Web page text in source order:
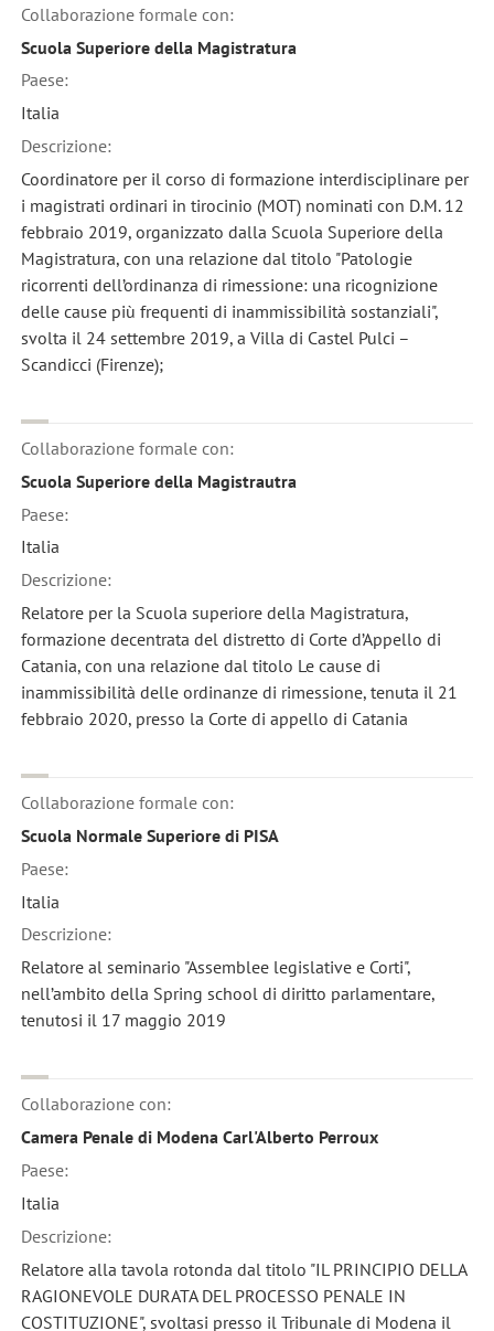
Collaborazione formale con:
Scuola Superiore della Magistratura
Paese:
Italia
Descrizione:
Coordinatore per il corso di formazione interdisciplinare per
i magistrati ordinari in tirocinio (MOT) nominati con D.M. 12
febbraio 2019, organizzato dalla Scuola Superiore della
Magistratura, con una relazione dal titolo "Patologie
ricorrenti dell’ordinanza di rimessione: una ricognizione
delle cause più frequenti di inammissibilità sostanziali",
svolta il 24 settembre 2019, a Villa di Castel Pulci –
Scandicci (Firenze);
Collaborazione formale con:
Scuola Superiore della Magistrautra
Paese:
Italia
Descrizione:
Relatore per la Scuola superiore della Magistratura,
formazione decentrata del distretto di Corte d’Appello di
Catania, con una relazione dal titolo Le cause di
inammissibilità delle ordinanze di rimessione, tenuta il 21
febbraio 2020, presso la Corte di appello di Catania
Collaborazione formale con:
Scuola Normale Superiore di PISA
Paese:
Italia
Descrizione:
Relatore al seminario "Assemblee legislative e Corti",
nell’ambito della Spring school di diritto parlamentare,
tenutosi il 17 maggio 2019
Collaborazione con:
Camera Penale di Modena Carl'Alberto Perroux
Paese:
Italia
Descrizione:
Relatore alla tavola rotonda dal titolo "IL PRINCIPIO DELLA
RAGIONEVOLE DURATA DEL PROCESSO PENALE IN
COSTITUZIONE", svoltasi presso il Tribunale di Modena il